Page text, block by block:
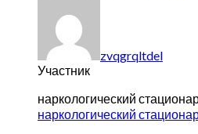
zvqgrqltdel
Участник
наркологический
наркологический